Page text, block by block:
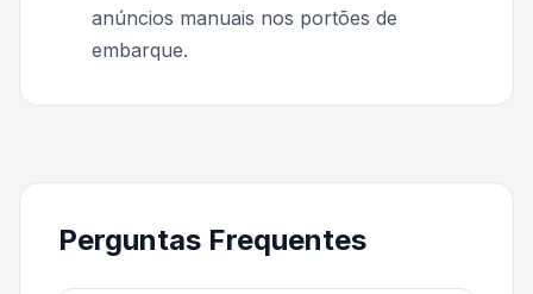
anúncios manuais nos portões de
embarque.
Perguntas Frequentes